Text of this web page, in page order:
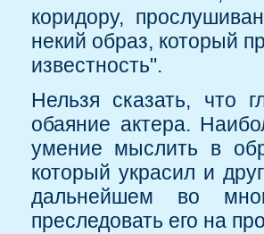
коридору,
некий образ, который
известность".
Нельзя сказать, что
обаяние актера.
умение мыслить в
который украсил и
дальнейшем во
преследовать его на